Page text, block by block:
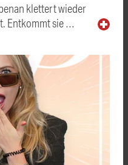
klettert wieder
Entkommt sie …